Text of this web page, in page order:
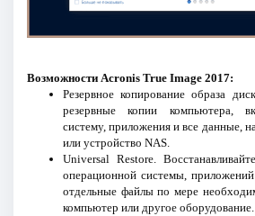
Возможности Acronis True Image 2017:
Резервное копирование образа
резервные копии компьютера,
систему, приложения и все данные,
или устройство NAS.
Universal Restore.
операционной системы,
отдельные файлы по мере
компьютер или другое оборудование.